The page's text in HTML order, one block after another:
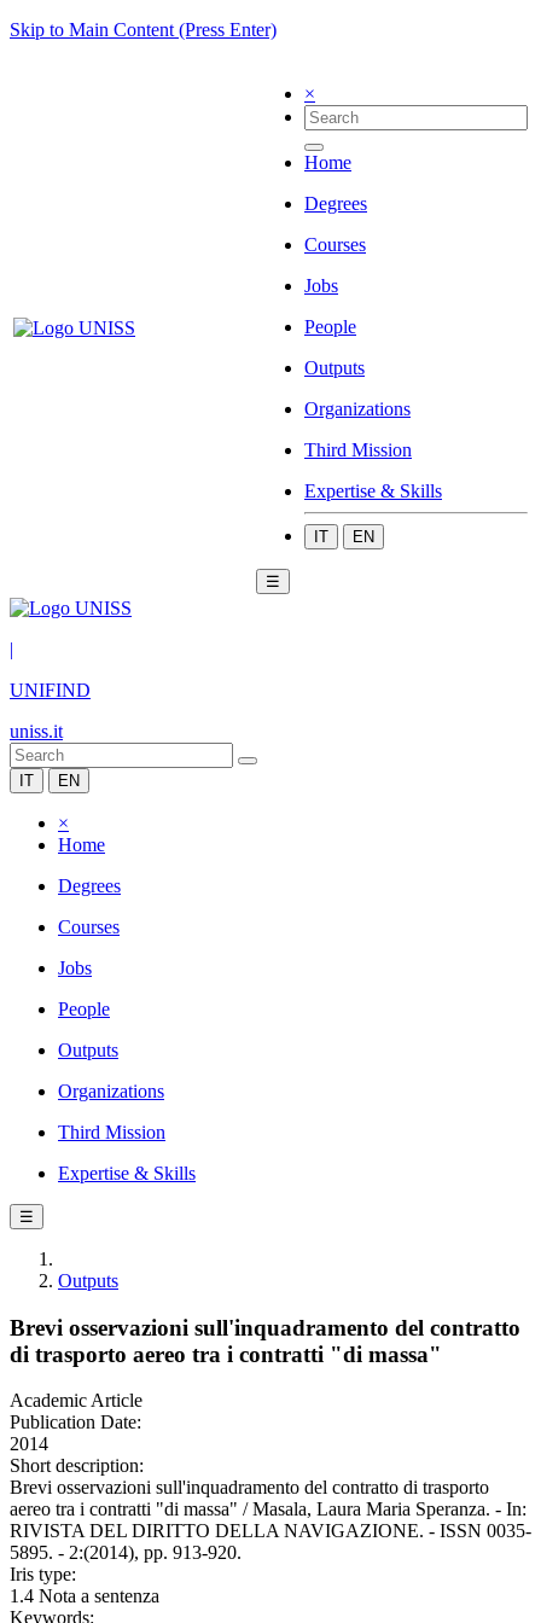
Skip to Main Content (Press Enter)
×
Home
Degrees
Courses
Jobs
People
Outputs
Organizations
Third Mission
Expertise & Skills
IT EN
☰
|
UNIFIND
uniss.it
IT EN
×
Home
Degrees
Courses
Jobs
People
Outputs
Organizations
Third Mission
Expertise & Skills
☰
Outputs
Brevi osservazioni sull'inquadramento del contratto
di trasporto aereo tra i contratti "di massa"
Academic Article
Publication Date:
2014
Short description:
Brevi osservazioni sull'inquadramento del contratto di trasporto
aereo tra i contratti "di massa" / Masala, Laura Maria Speranza. - In:
RIVISTA DEL DIRITTO DELLA NAVIGAZIONE. - ISSN 0035-
5895. - 2:(2014), pp. 913-920.
Iris type:
1.4 Nota a sentenza
Keywords: